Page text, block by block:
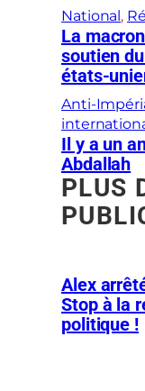
National ,
La
soutien
états-
Anti-
Il y a un
Abdallah
PLUS
Alex
Stop à la
politique !